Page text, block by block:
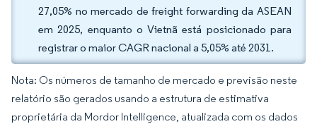
27,05% no mercado de freight forwarding da ASEAN
em 2025, enquanto o Vietnã está posicionado para
registrar o maior CAGR nacional a 5,05% até 2031.
Nota: Os números de tamanho de mercado e previsão neste
relatório são gerados usando a estrutura de estimativa
proprietária da Mordor Intelligence, atualizada com os dados